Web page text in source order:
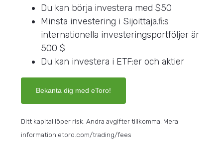
Du kan börja investera med $50
Minsta investering i Sijoittaja.fi:s
internationella investeringsportföljer är
500 $
Du kan investera i ETF:er och aktier
Bekanta dig med eToro!
Ditt kapital löper risk. Andra avgifter tillkomma. Mera
information etoro.com/trading/fees